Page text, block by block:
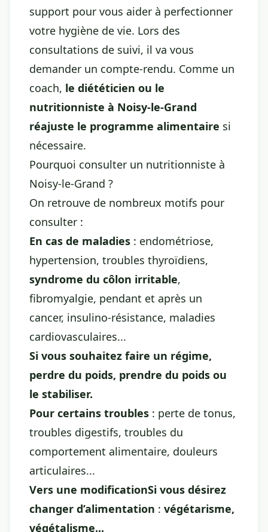
support pour vous aider à perfectionner
votre hygiène de vie. Lors des
consultations de suivi, il va vous
demander un compte-rendu. Comme un
coach, le diététicien ou le
nutritionniste à Noisy-le-Grand
réajuste le programme alimentaire si
nécessaire.
Pourquoi consulter un nutritionniste à
Noisy-le-Grand ?
On retrouve de nombreux motifs pour
consulter :
En cas de maladies : endométriose,
hypertension, troubles thyroïdiens,
syndrome du côlon irritable,
fibromyalgie, pendant et après un
cancer, insulino-résistance, maladies
cardiovasculaires...
Si vous souhaitez faire un régime,
perdre du poids, prendre du poids ou
le stabiliser.
Pour certains troubles : perte de tonus,
troubles digestifs, troubles du
comportement alimentaire, douleurs
articulaires...
Vers une modificationSi vous désirez
changer d’alimentation : végétarisme,
végétalisme...